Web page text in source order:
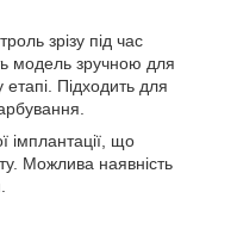
зрізу під час
модель зручною для
Підходить для
імплантації, що
Можлива наявність